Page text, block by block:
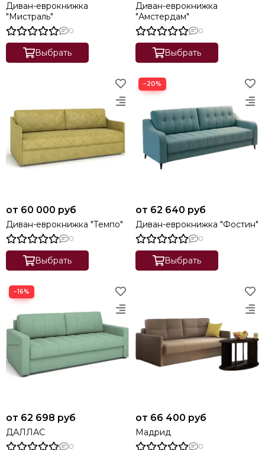
Диван-еврокнижка
"Мистраль"
0
Выбрать
Диван-еврокнижка
"Амстердам"
0
Выбрать
от 60 000 руб
Диван-еврокнижка "Темпо"
0
Выбрать
−20%
от 62 640 руб
Диван-еврокнижка "Фостин"
0
Выбрать
−16%
от 62 698 руб
ДАЛЛАС
0
от 66 400 руб
Мадрид
0